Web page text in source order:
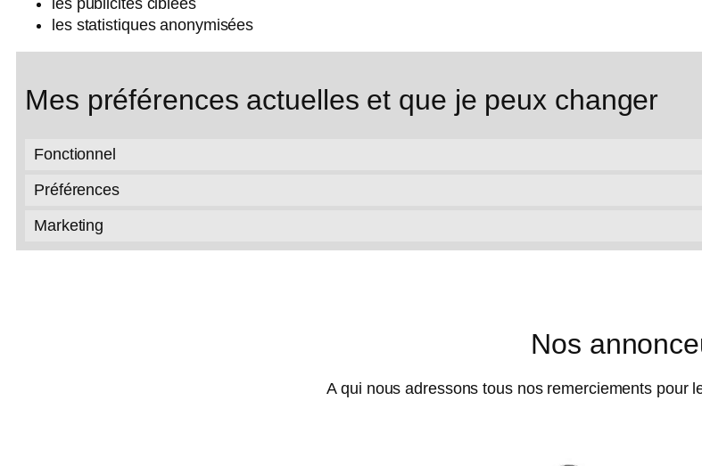
les publicités ciblées
les statistiques anonymisées
Mes préférences actuelles et que je peux changer
Fonctionnel
Préférences
Marketing
Nos
A qui nous adressons tous nos remerciements pour